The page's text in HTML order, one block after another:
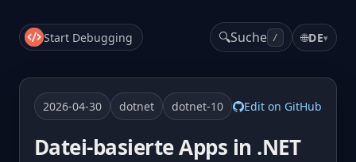
Start Debugging 🔍Suche / 🌐DE▾
2026-04-30 dotnet dotnet-10 Edit on GitHub
Datei-basierte Apps in .NET